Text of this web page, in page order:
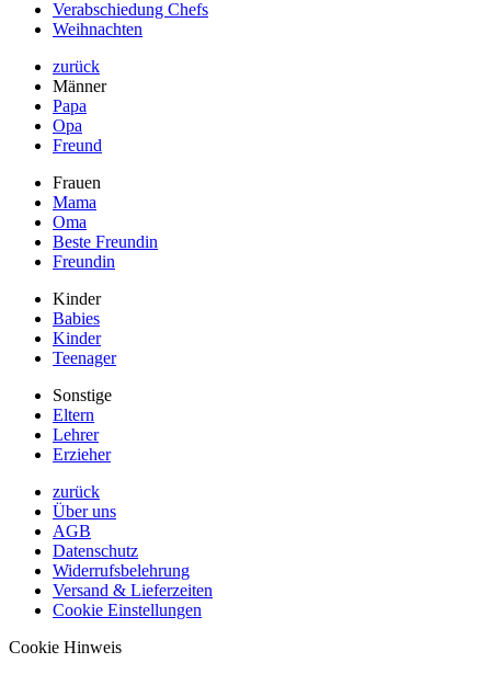
Verabschiedung Chefs
Weihnachten
zurück
Männer
Papa
Opa
Freund
Frauen
Mama
Oma
Beste Freundin
Freundin
Kinder
Babies
Kinder
Teenager
Sonstige
Eltern
Lehrer
Erzieher
zurück
Über uns
AGB
Datenschutz
Widerrufsbelehrung
Versand & Lieferzeiten
Cookie Einstellungen
Cookie Hinweis